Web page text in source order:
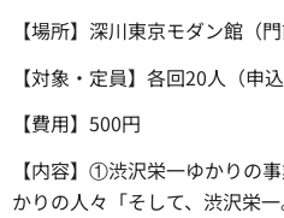
【場所】深川東京モダン館（
【対象・定員】各回20人（申込
【費用】500円
【内容】①渋沢栄一ゆかりの
かりの人々「そして、渋沢栄一